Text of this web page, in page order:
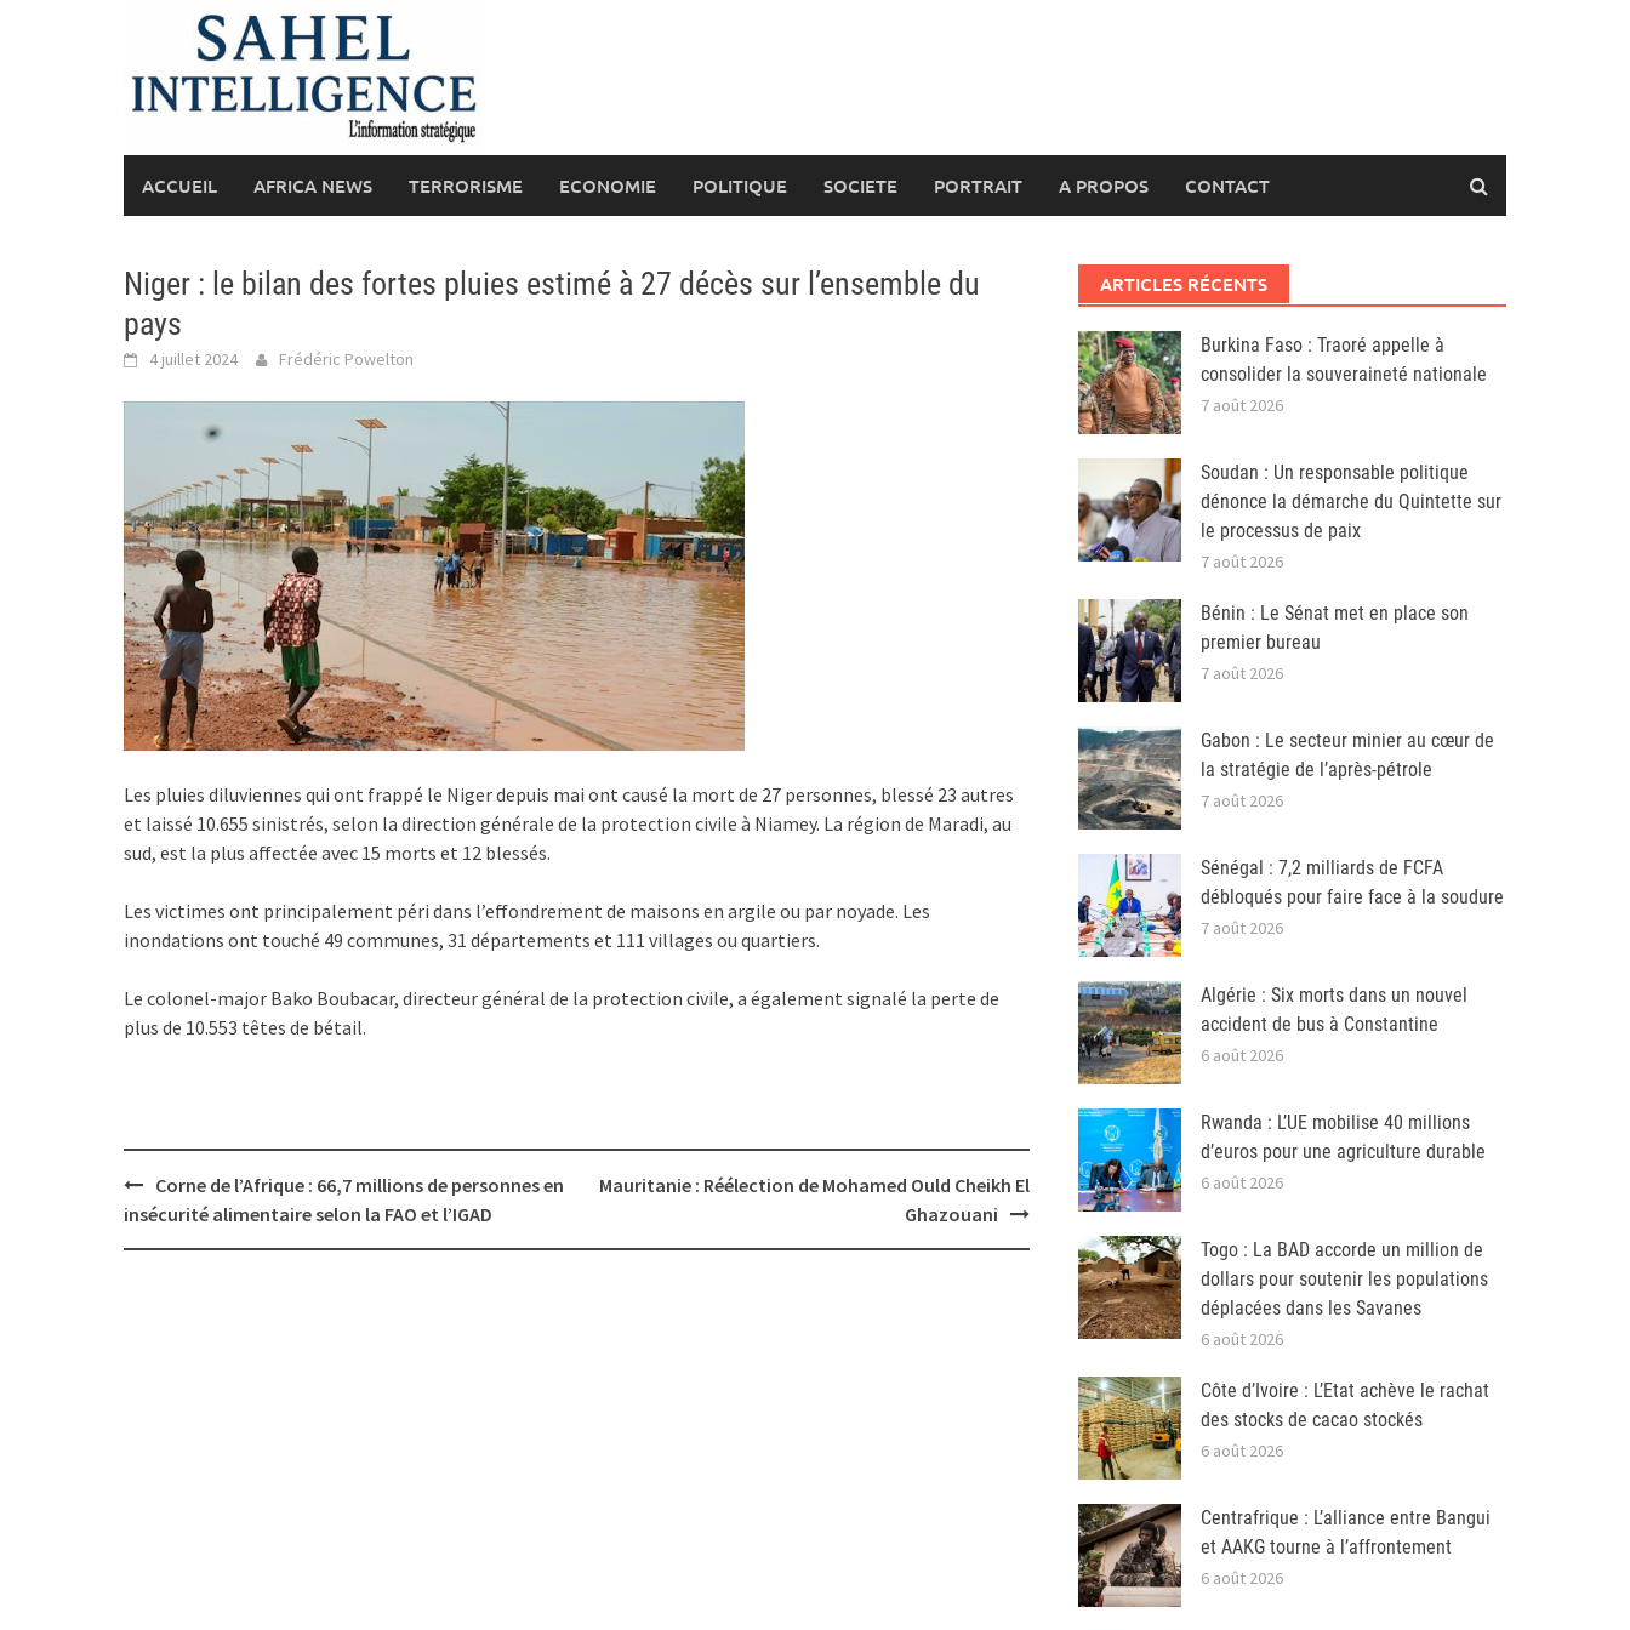
ACCUEIL AFRICA NEWS TERRORISME ECONOMIE POLITIQUE SOCIETE PORTRAIT A PROPOS CONTACT
Niger : le bilan des fortes pluies estimé à 27 décès sur l’ensemble du
pays
4 juillet 2024 Frédéric Powelton
Les pluies diluviennes qui ont frappé le Niger depuis mai ont causé la mort de 27 personnes, blessé 23 autres
et laissé 10.655 sinistrés, selon la direction générale de la protection civile à Niamey. La région de Maradi, au
sud, est la plus affectée avec 15 morts et 12 blessés.
Les victimes ont principalement péri dans l’effondrement de maisons en argile ou par noyade. Les
inondations ont touché 49 communes, 31 départements et 111 villages ou quartiers.
Le colonel-major Bako Boubacar, directeur général de la protection civile, a également signalé la perte de
plus de 10.553 têtes de bétail.
Post
navigation
Corne de l’Afrique : 66,7 millions de personnes en
insécurité alimentaire selon la FAO et l’IGAD
Mauritanie : Réélection de Mohamed Ould Cheikh El
Ghazouani
ARTICLES RÉCENTS
Burkina Faso : Traoré appelle à
consolider la souveraineté nationale
7 août 2026
Soudan : Un responsable politique
dénonce la démarche du Quintette sur
le processus de paix
7 août 2026
Bénin : Le Sénat met en place son
premier bureau
7 août 2026
Gabon : Le secteur minier au cœur de
la stratégie de l’après-pétrole
7 août 2026
Sénégal : 7,2 milliards de FCFA
débloqués pour faire face à la soudure
7 août 2026
Algérie : Six morts dans un nouvel
accident de bus à Constantine
6 août 2026
Rwanda : L’UE mobilise 40 millions
d’euros pour une agriculture durable
6 août 2026
Togo : La BAD accorde un million de
dollars pour soutenir les populations
déplacées dans les Savanes
6 août 2026
Côte d’Ivoire : L’Etat achève le rachat
des stocks de cacao stockés
6 août 2026
Centrafrique : L’alliance entre Bangui
et AAKG tourne à l’affrontement
6 août 2026